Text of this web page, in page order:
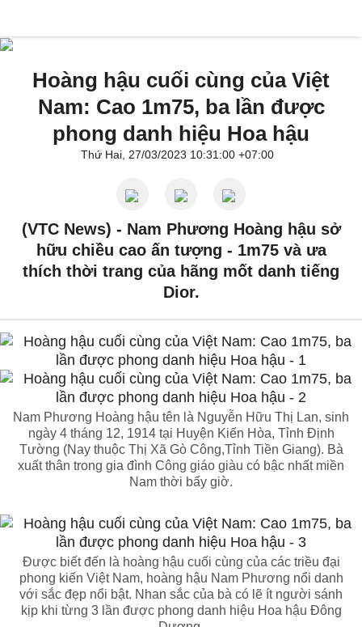
Hoàng hậu cuối cùng của Việt
Nam: Cao 1m75, ba lần được
phong danh hiệu Hoa hậu
Thứ Hai, 27/03/2023 10:31:00 +07:00
(VTC News) - Nam Phương Hoàng hậu sở
hữu chiều cao ấn tượng - 1m75 và ưa
thích thời trang của hãng mốt danh tiếng
Dior.
Nam Phương Hoàng hậu tên là Nguyễn Hữu Thị Lan, sinh
ngày 4 tháng 12, 1914 tại Huyện Kiến Hòa, Tỉnh Định
Tường (Nay thuộc Thị Xã Gò Công,Tỉnh Tiền Giang). Bà
xuất thân trong gia đình Công giáo giàu có bậc nhất miền
Nam thời bấy giờ.
Được biết đến là hoàng hậu cuối cùng của các triều đại
phong kiến Việt Nam, hoàng hậu Nam Phương nổi danh
với sắc đẹp nổi bật. Nhan sắc của bà có lẽ ít người sánh
kịp khi từng 3 lần được phong danh hiệu Hoa hậu Đông